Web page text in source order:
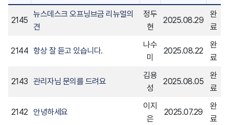
~일, 공휴일, 야간)
4. 처리 절차
의견 등 불만 신청(홈페이지, 전화) → 시청자 권익 보호
담당 부서(경영 심의국) 접수 → 관련 부서 협의 → 불만
등 의견 처리 결과 답변 처리(홈페이지, 전화)
5. 민원 처리 지침
며, 신청인이 더 신속한 처리를 원하거나 불만 내용에
2145
뉴스데스크 오프닝브금 리뉴얼의
견
정두
현
2025.08.29
완
료
2144 항상 잘 듣고 있습니다.
나수
미
2025.08.22
완
료
2143 관리자님 문의를 드려요
김용
성
2025.08.05
완
료
2142 안녕하세요
이지
은
2025.07.29
완
료